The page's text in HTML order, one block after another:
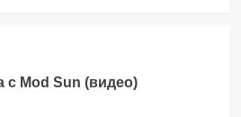
Mod Sun (видео)